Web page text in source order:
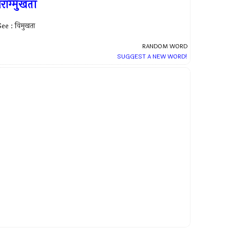
: विमुखता
RANDOM WORD
SUGGEST A NEW WORD!